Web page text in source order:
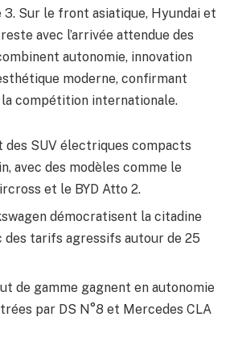
Sur le front asiatique, Hyundai et
avec l’arrivée attendue des
autonomie, innovation
moderne, confirmant
la compétition internationale.
des SUV électriques compacts
avec des modèles comme le
et le BYD Atto 2.
démocratisent la citadine
des tarifs agressifs autour de 25
de gamme gagnent en autonomie
par DS N°8 et Mercedes CLA